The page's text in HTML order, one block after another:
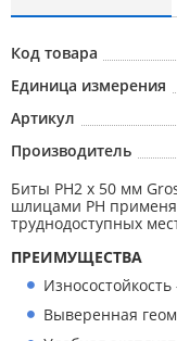
Абразивные
Автоаксессуары и
Инструменты и
Код товара
Единица измерения
Артикул
Производитель
Биты PH2 х 50 мм
шлицами PH
труднодоступных
ПРЕИМУЩЕСТВА
Выверенная